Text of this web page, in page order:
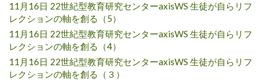
11月16日 22世紀型教育研究センターaxisWS 生徒が自らリフ
レクションの軸を創る（5）
11月16日 22世紀型教育研究センターaxisWS 生徒が自らリフ
レクションの軸を創る（4）
11月16日 22世紀型教育研究センターaxisWS 生徒が自らリフ
レクションの軸を創る（３）